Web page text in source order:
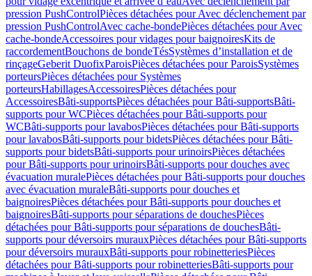
pression PushControlPièces détachées pour Avec déclenchement par
pression PushControlAvec cache-bondePièces détachées pour Avec
cache-bondeAccessoires pour vidages pour baignoiresKits de
raccordementBouchons de bondeTésSystèmes d’installation et de
rinçageGeberit DuofixParoisPièces détachées pour ParoisSystèmes
porteursPièces détachées pour Systèmes
porteursHabillagesAccessoiresPièces détachées pour
AccessoiresBâti-supportsPièces détachées pour Bâti-supportsBâti-
supports pour WCPièces détachées pour Bâti-supports pour
WCBâti-supports pour lavabosPièces détachées pour Bâti-supports
pour lavabosBâti-supports pour bidetsPièces détachées pour Bâti-
supports pour bidetsBâti-supports pour urinoirsPièces détachées
pour Bâti-supports pour urinoirsBâti-supports pour douches avec
évacuation muralePièces détachées pour Bâti-supports pour douches
avec évacuation muraleBâti-supports pour douches et
baignoiresPièces détachées pour Bâti-supports pour douches et
baignoiresBâti-supports pour séparations de douchesPièces
détachées pour Bâti-supports pour séparations de douchesBâti-
supports pour déversoirs murauxPièces détachées pour Bâti-supports
pour déversoirs murauxBâti-supports pour robinetteriesPièces
détachées pour Bâti-supports pour robinetteriesBâti-supports pour